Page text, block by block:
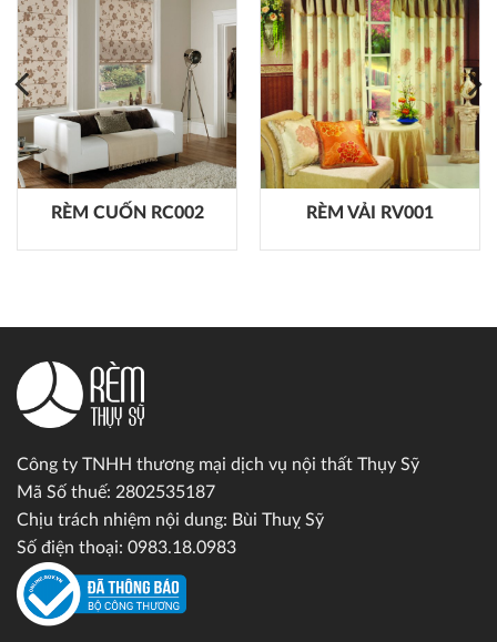
RÈM CUỐN RC002 RÈM VẢI RV001
Công ty TNHH thương mại dịch vụ nội thất Thụy Sỹ
Mã Số thuế: 2802535187
Chịu trách nhiệm nội dung: Bùi Thuỵ Sỹ
Số điện thoại: 0983.18.0983